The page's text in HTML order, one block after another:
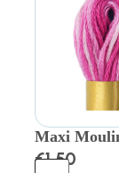
Maxi
€1.50